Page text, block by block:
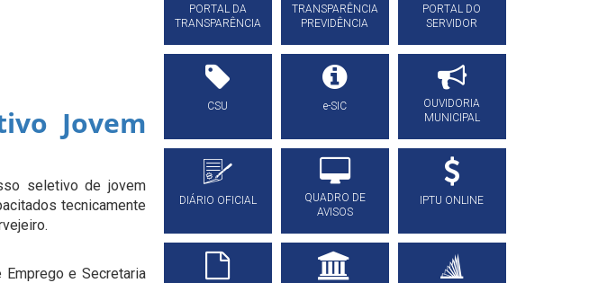
Jovem
seletivo de jovem
tecnicamente
e Secretaria
PORTAL DA
TRANSPARÊNCIA
TRANSPARÊNCIA
PREVIDÊNCIA
PORTAL DO
SERVIDOR
CSU e-SIC
OUVIDORIA
MUNICIPAL
DIÁRIO OFICIAL
QUADRO DE
AVISOS
IPTU ONLINE